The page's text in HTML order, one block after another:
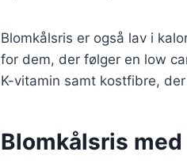
Blomkålsris er også lav i
for dem, der følger en low
K-vitamin samt kostfibre,
Blomkålsris